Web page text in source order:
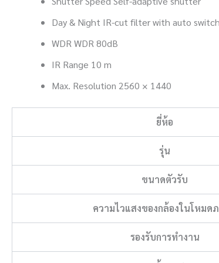
Day & Night IR-cut filter with auto switch
WDR WDR 80dB
IR Range 10 m
Max. Resolution 2560 × 1440
ยี่ห้อ
รุ่น
ขนาดตัวรับ
ความไวแสงของกล้องในโหมด
รองรับการทำงาน